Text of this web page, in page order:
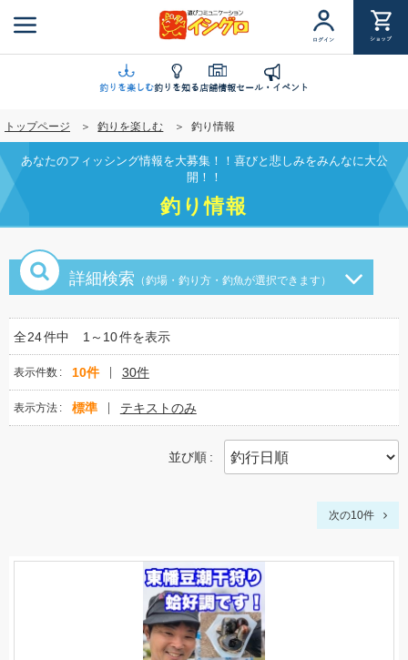
ン
に
移
動
ログイン ショップ
釣りを楽しむ釣りを知る店舗情報セール・イベント
トップページ 釣りを楽しむ 釣り情報
あなたのフィッシング情報を大募集！！喜びと悲しみをみんなに大公
開！！
釣り情報
詳細検索 （釣場・釣り方・釣魚が選択できます）
全24件中 1～10件を表示
表示件数 10件 30件
表示方法 標準 テキストのみ
並び順
次の10件